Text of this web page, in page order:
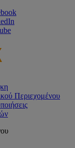
Περιεχομένου